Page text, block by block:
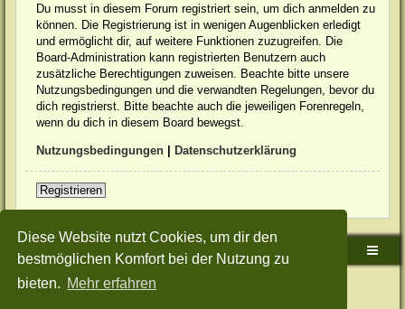
Diese Website nutzt Cookies, um dir den
bestmöglichen Komfort bei der Nutzung zu
bieten. Mehr erfahren
Du musst in diesem Forum registriert sein, um dich anmelden zu
können. Die Registrierung ist in wenigen Augenblicken erledigt
und ermöglicht dir, auf weitere Funktionen zuzugreifen. Die
Board-Administration kann registrierten Benutzern auch
zusätzliche Berechtigungen zuweisen. Beachte bitte unsere
Nutzungsbedingungen und die verwandten Regelungen, bevor du
dich registrierst. Bitte beachte auch die jeweiligen Forenregeln,
wenn du dich in diesem Board bewegst.
Nutzungsbedingungen Datenschutzerklärung
Registrieren
Sudden-Strike-Maps.de Hauptseite Foren-Übersicht
Powered byphpBB® Forum Software © phpBB Limited